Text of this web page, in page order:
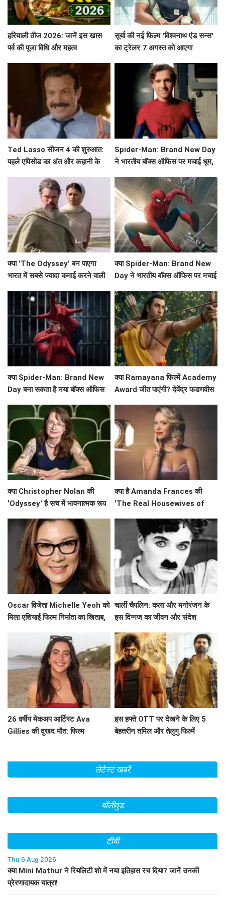
हरियाली तीज 2026: जानें इस खास
पर्व की पूजा विधि और महत्व
सूर्या की नई फिल्म 'विश्वनाथ एंड सन्स'
का ट्रेलर 7 अगस्त को आएगा
Ted Lasso सीजन 4 की शुरुआत:
पहले एपिसोड का अंत और कहानी के
Spider-Man: Brand New Day
ने भारतीय बॉक्स ऑफिस पर मचाई धूम,
क्या 'The Odyssey' बन पाएगा
भारत में सबसे ज्यादा कमाई करने वाली
क्या Spider-Man: Brand New
Day ने भारतीय बॉक्स ऑफिस पर मचाई
क्या Spider-Man: Brand New
Day बना सकता है नया बॉक्स ऑफिस
क्या Ramayana फिल्में Academy
Award जीत पाएंगी? देवेंद्र फडणवीस
क्या Christopher Nolan की
'Odyssey' है सच में भावनात्मक रूप
समीक्षा
क्या है Amanda Frances की
'The Real Housewives of
Oscar विजेता Michelle Yeoh को
मिला एशियाई फिल्म निर्माता का खिताब,
चार्ली चैपलिन: कला और मनोरंजन के
इस दिग्गज का जीवन और संदेश
26 वर्षीय मेकअप आर्टिस्ट Ava
Gillies की दुखद मौत: फिल्म
इस हफ्ते OTT पर देखने के लिए 5
बेहतरीन तमिल और तेलुगु फिल्में
लेटेस्ट खबरें
बॉलीवुड
टीवी
Thu,6 Aug 2026
क्या Mini Mathur ने रियलिटी शो में नया इतिहास रच दिया? जानें उनकी
प्रेरणादायक यात्रा!